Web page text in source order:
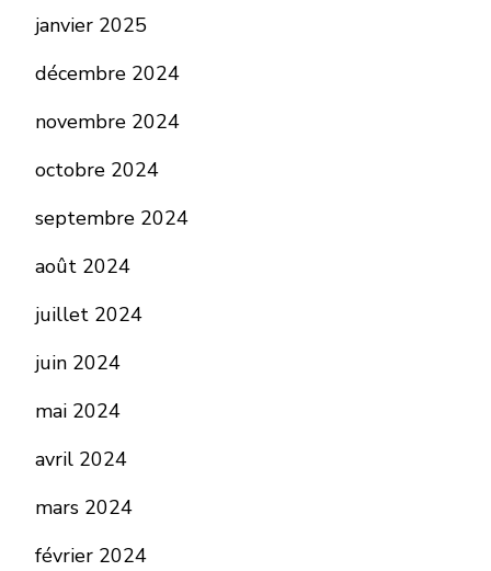
janvier 2025
décembre 2024
novembre 2024
octobre 2024
septembre 2024
août 2024
juillet 2024
juin 2024
mai 2024
avril 2024
mars 2024
février 2024